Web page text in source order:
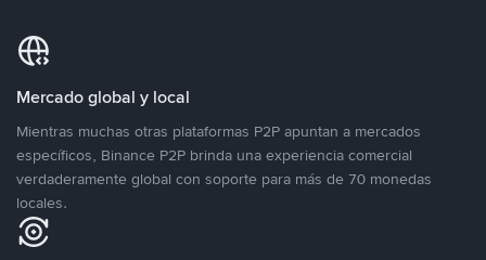
Mercado global y local
Mientras muchas otras plataformas P2P apuntan a mercados
específicos, Binance P2P brinda una experiencia comercial
verdaderamente global con soporte para más de 70 monedas
locales.